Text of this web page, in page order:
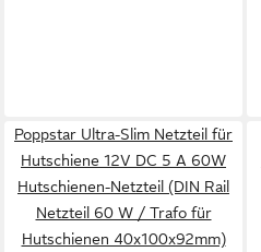
Poppstar Ultra-Slim Netzteil für
Hutschiene 12V DC 5 A 60W
Hutschienen-Netzteil (DIN Rail
Netzteil 60 W / Trafo für
Hutschienen 40x100x92mm)